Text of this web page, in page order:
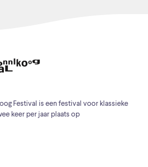
Festival is een festival voor klassieke
keer per jaar plaats op